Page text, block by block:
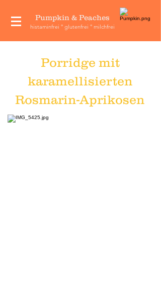
Pumpkin & Peaches
histaminfrei ° glutenfrei ° milchfrei
Porridge mit
karamellisierten
Rosmarin-Aprikosen